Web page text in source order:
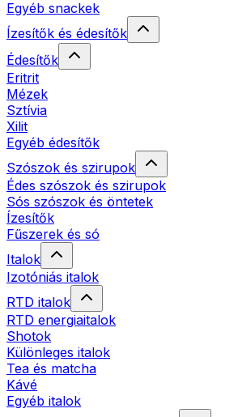
Egyéb snackek
Ízesítők és édesítők
Édesítők
Eritrit
Mézek
Sztívia
Xilit
Egyéb édesítők
Szószok és szirupok
Édes szószok és szirupok
Sós szószok és öntetek
Ízesítők
Fűszerek és só
Italok
Izotóniás italok
RTD italok
RTD energiaitalok
Shotok
Különleges italok
Tea és matcha
Kávé
Egyéb italok